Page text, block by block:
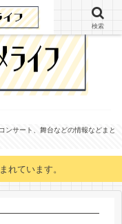
ンサート、舞台などの情報などまと
れています。
検索